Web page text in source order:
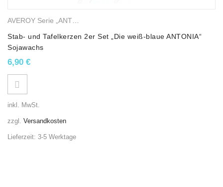
AVEROY Serie „ANTONIA“
Stab- und Tafelkerzen 2er Set „Die weiß-blaue ANTONIA“
Sojawachs
6,90 €
inkl. MwSt.
zzgl. Versandkosten
Lieferzeit: 3-5 Werktage